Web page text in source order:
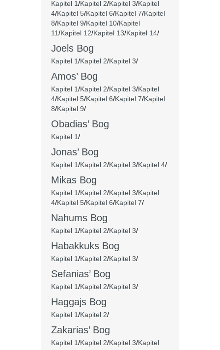
Kapitel 1/Kapitel 2/Kapitel 3/Kapitel
4/Kapitel 5/Kapitel 6/Kapitel 7/Kapitel
8/Kapitel 9/Kapitel 10/Kapitel
11/Kapitel 12/Kapitel 13/Kapitel 14/
Joels Bog
Kapitel 1/Kapitel 2/Kapitel 3/
Amos’ Bog
Kapitel 1/Kapitel 2/Kapitel 3/Kapitel
4/Kapitel 5/Kapitel 6/Kapitel 7/Kapitel
8/Kapitel 9/
Obadias’ Bog
Kapitel 1/
Jonas’ Bog
Kapitel 1/Kapitel 2/Kapitel 3/Kapitel 4/
Mikas Bog
Kapitel 1/Kapitel 2/Kapitel 3/Kapitel
4/Kapitel 5/Kapitel 6/Kapitel 7/
Nahums Bog
Kapitel 1/Kapitel 2/Kapitel 3/
Habakkuks Bog
Kapitel 1/Kapitel 2/Kapitel 3/
Sefanias’ Bog
Kapitel 1/Kapitel 2/Kapitel 3/
Haggajs Bog
Kapitel 1/Kapitel 2/
Zakarias’ Bog
Kapitel 1/Kapitel 2/Kapitel 3/Kapitel